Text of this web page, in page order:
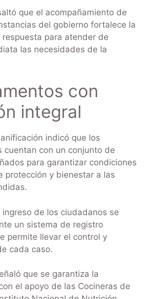
que el acompañamiento de
del gobierno fortalece la
para atender de
las necesidades de la
con
integral
indicó que los
cuentan con un conjunto de
para garantizar condiciones
protección y bienestar a las
ingreso de los ciudadanos se
un sistema de registro
permite llevar el control y
cada caso.
que se garantiza la
el apoyo de las Cocineras de